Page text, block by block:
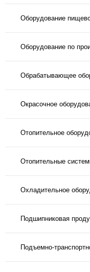
Оборудование
Оборудование по
Обрабатывающее
Окрасочное
Отопительное
Отопительные
Охладительное
Подшипниковая
Подъемно-